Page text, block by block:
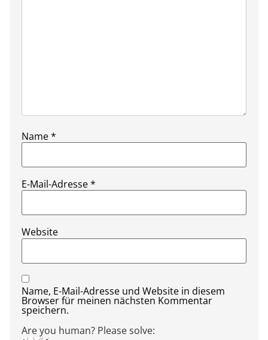
Name*
E-Mail-Adresse*
Website
Name, E-Mail-Adresse und Website in diesem
Browser für meinen nächsten Kommentar
speichern.
Are you human? Please solve: